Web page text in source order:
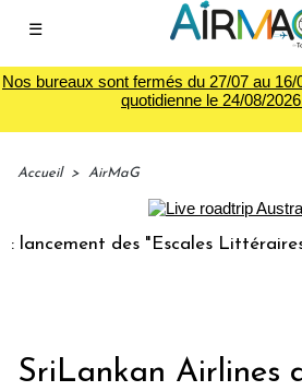
☰
Nos bureaux sont fermés du 27/07 au
quotidienne le 24/08/
Accueil > AirMaG
des "Escales Littéraires", la
SriLankan Airlines